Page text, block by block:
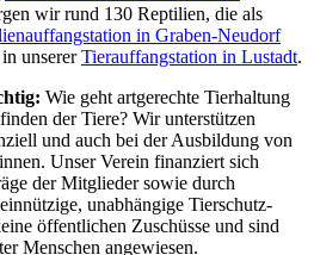
wir rund 130 Reptilien, die als
in Graben-Neudorf
unsererTierauffangstation in Lustadt.
Wie geht artgerechte Tierhaltung
der Tiere? Wir unterstützen
und auch bei der Ausbildung von
Unser Verein finanziert sich
der Mitglieder sowie durch
unabhängige Tierschutz-
öffentlichen Zuschüsse und sind
Menschen angewiesen.